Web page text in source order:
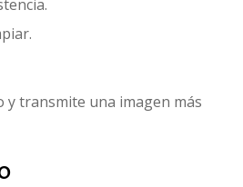
y transmite una imagen más